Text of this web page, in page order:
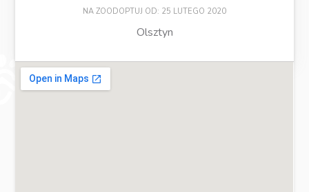
NA ZOODOPTUJ OD: 25 LUTEGO 2020
Olsztyn